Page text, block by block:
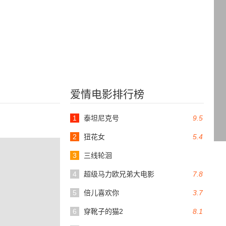
爱情电影排行榜
9.5
1 泰坦尼克号
5.4
2 狃花女
3 三线轮洄
7.8
4 超级马力欧兄弟大电影
3.7
5 倍儿喜欢你
8.1
6 穿靴子的猫2